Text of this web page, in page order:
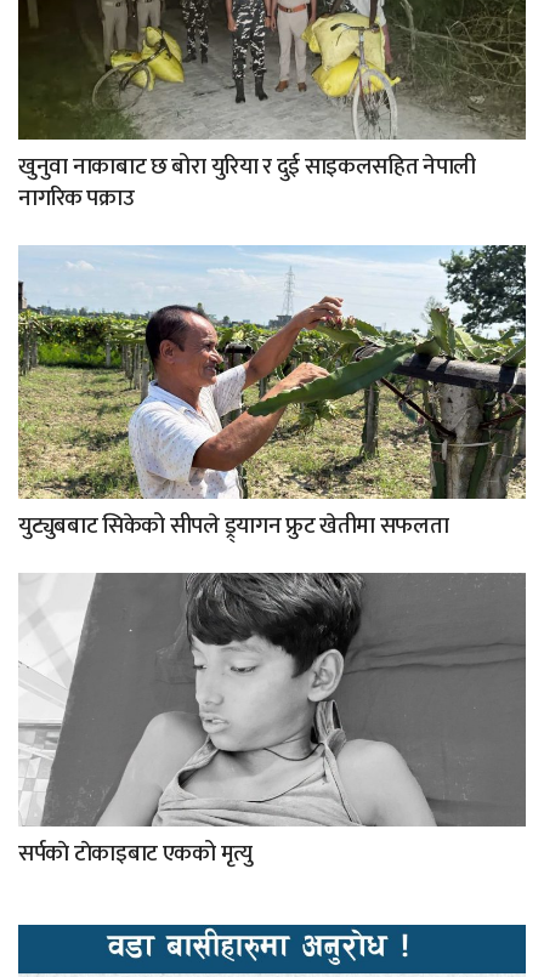
खुनुवा नाकाबाट छ बोरा युरिया र दुई साइकलसहित नेपाली
नागरिक पक्राउ
युट्युबबाट सिकेको सीपले ड्र्यागन फ्रुट खेतीमा सफलता
सर्पकाे टाेकाइबाट एकको मृत्यु